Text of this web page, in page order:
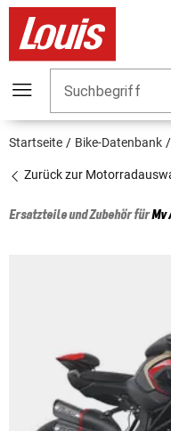
Suchbegriff
Startseite Bike-Datenbank
Zurück zur
Ersatzteile und Zubehör fürMv